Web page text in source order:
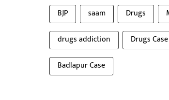
BJP saam Drugs
drugs addiction
Drugs
Badlapur Case